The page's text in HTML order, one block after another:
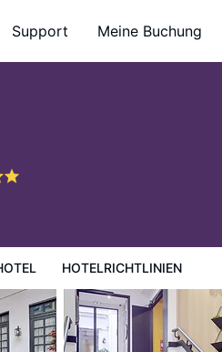
Support Meine Buchung
HOTELRICHTLINIEN